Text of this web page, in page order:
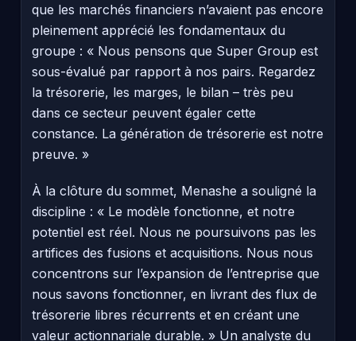
que les marchés financiers n’avaient pas encore
pleinement apprécié les fondamentaux du
groupe : « Nous pensons que Super Group est
sous-évalué par rapport à nos pairs. Regardez
la trésorerie, les marges, le bilan – très peu
dans ce secteur peuvent égaler cette
constance. La génération de trésorerie est notre
preuve. »
À la clôture du sommet, Menashe a souligné la
discipline : « Le modèle fonctionne, et notre
potentiel est réel. Nous ne poursuivons pas les
artifices des fusions et acquisitions. Nous nous
concentrons sur l’expansion de l’entreprise que
nous savons fonctionner, en livrant des flux de
trésorerie libres récurrents et en créant une
valeur actionnariale durable. » Un analyste du